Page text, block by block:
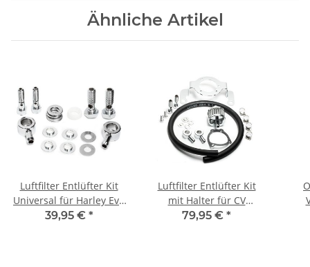
Ähnliche Artikel
Luftfilter Entlüfter Kit
Universal für Harley Evo
& Twin Cam 88
39,95 € *
Luftfilter Entlüfter Kit
mit Halter für CV
Vergaser ab 93
79,95 € *